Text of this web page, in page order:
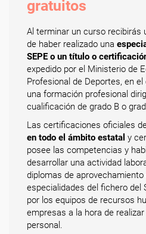
gratuitos
Al terminar un curso recibirás
de haber realizado una
SEPE o un título o
expedido por el Ministerio de
Profesional de Deportes, en
una formación profesional
cualificación de grado B o
Las certificaciones oficiales
en todo el ámbito estatal y
posee las competencias y
desarrollar una actividad
diplomas de
especialidades del fichero del
por los equipos de recursos
empresas a la hora de
personal.